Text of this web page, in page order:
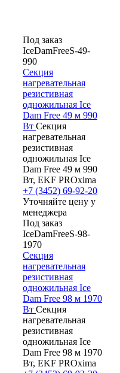
Под заказ
IceDamFreeS-49-
990
Секция
нагревательная
резистивная
одножильная Ice
Dam Free 49 м 990
Вт Секция
нагревательная
резистивная
одножильная Ice
Dam Free 49 м 990
Вт, EKF PROxima
+7 (3452) 69-92-20
Уточняйте цену у
менеджера
Под заказ
IceDamFreeS-98-
1970
Секция
нагревательная
резистивная
одножильная Ice
Dam Free 98 м 1970
Вт Секция
нагревательная
резистивная
одножильная Ice
Dam Free 98 м 1970
Вт, EKF PROxima